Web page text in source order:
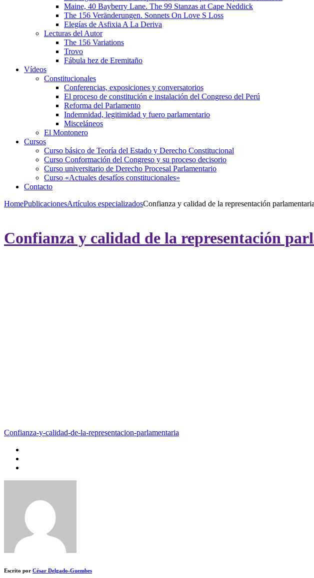
Maine, 40 Bayberry Lane. The 99 Stanzas at Cape Neddick
The 156 Veränderungen. Sonnets On Love S Loss
Elegías de Asfixia A La Deriva
Lecturas del Autor
The 156 Variations
Trovo
Fábula hez de Eremitaño
Vídeos
Constitucionales
Conferencias, exposiciones y conversatorios
El proceso de constitución e instalación del Congreso del Perú
Reforma del Parlamento
Indemnidad, legitimidad y fuero parlamentario
Misceláneos
El Montonero
Cursos
Curso básico de Teoría del Estado y Derecho Constitucional
Curso Conformación del Congreso y su proceso decisorio
Curso universitario de Derecho Procesal Parlamentario
Curso «Actuales desafíos constitucionales»
Contacto
HomePublicacionesArtículos especializadosConfianza y calidad de la representación parlamentaria
Confianza y calidad de la representación
Confianza-y-calidad-de-la-representacion-parlamentaria
Escrito por César Delgado-Guembes